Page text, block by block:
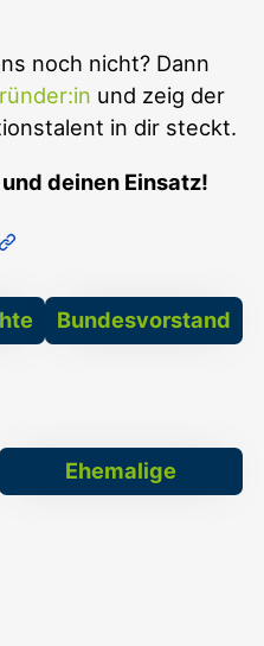
noch nicht? Dann
und zeig der
in dir steckt.
deinen Einsatz!
Bundesvorstand
Ehemalige